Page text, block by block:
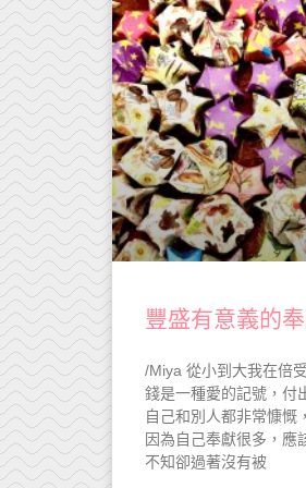
豐盛有意義的
/Miya 從小到大我在倍
錢是一種愛的記號，付
自己和別人都非常慷慨
因為自己奉獻很多，應
不知卻過著沒有被